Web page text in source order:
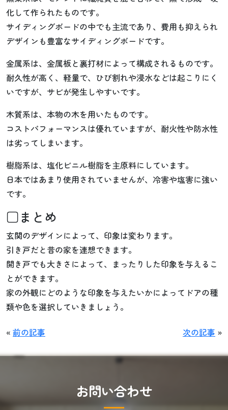
化して作られたものです。
サイディングボードの中でも主流であり、費用も抑えられ
デザインも豊富なサイディングボードです。
金属系は、金属板と裏打材によって構成されるものです。
耐久性が高く、軽量で、ひび割れや浸水などは起こりにく
いですが、サビが発生しやすいです。
木質系は、本物の木を用いたものです。
コストパフォーマンスは優れていますが、耐火性や防水性
は劣ってしまいます。
樹脂系は、塩化ビニル樹脂を主原料にしています。
日本ではあまり使用されていませんが、冷害や塩害に強い
です。
□まとめ
玄関のデザインによって、印象は変わります。
引き戸だと昔の家を連想できます。
開き戸でも大きさによって、まったりした印象を与えるこ
とができます。
家の外観にどのような印象を与えたいかによってドアの種
類や色を選択していきましょう。
« 前の記事 次の記事 »
お問い合わせ